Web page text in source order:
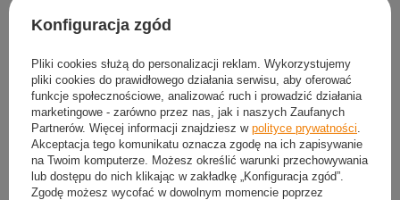
PROMOCJA
SPOKEY Duży Stół Do Gry W
Piłkarzyki CHAMPIONSHIP 122x61
479,04 zł szt.
Najniższa cena z 30 dni przed
obniżką:499,00 zł -4%
Cena regularna:599,99 zł -20%
Wielofunkcyjny Stół 4w1 Piłkarzyki
Ping Pong Cymbergaj Bilard Dla
Dzieci
554,88 zł / szt.
Konfiguracja zgód
Pliki cookies służą do personalizacji reklam. Wykorzystujemy
pliki cookies do prawidłowego działania serwisu, aby oferować
funkcje społecznościowe, analizować ruch i prowadzić działania
marketingowe - zarówno przez nas, jak i naszych Zaufanych
Partnerów. Więcej informacji znajdziesz w polityce prywatności
Akceptacja tego komunikatu oznacza zgodę na ich zapisywanie
na Twoim komputerze. Możesz określić warunki przechowywania
lub dostępu do nich klikając w zakładkę „Konfiguracja zgód”.
Zgodę możesz wycofać w dowolnym momencie poprzez